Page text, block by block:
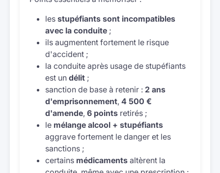
les stupéfiants sont incompatibles
avec la conduite ;
ils augmentent fortement le risque
d'accident ;
la conduite après usage de stupéfiants
est un délit ;
sanction de base à retenir : 2 ans
d'emprisonnement, 4 500 €
d'amende, 6 points retirés ;
le mélange alcool + stupéfiants
aggrave fortement le danger et les
sanctions ;
certains médicaments altèrent la